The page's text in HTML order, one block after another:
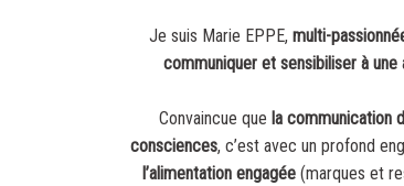
Je suis Marie EPPE, multi-
communiquer et sensibiliser à
Convaincue que la communication
consciences, c’est avec un profond
l’alimentation engagée(marques et